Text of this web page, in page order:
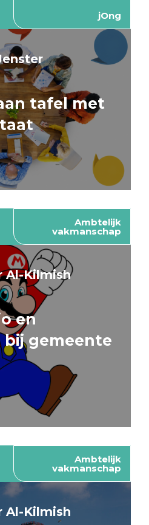
jOng
tafel met
Ambtelijk
vakmanschap
Al-Kilmish
en
bij gemeente
Ambtelijk
vakmanschap
Al-Kilmish